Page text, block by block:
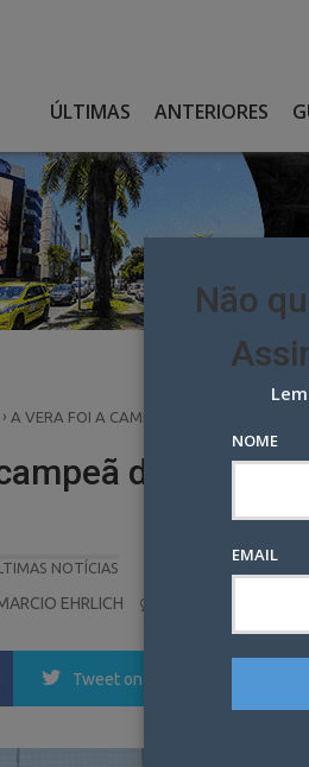
ÚLTIMAS ANTERIORES
› A VERA FOI A CAMPEÃ DO CARIOCÃO
do
NOTÍCIAS
EHRLICH
Tweet on Twitter
Não
NOME
EMAIL